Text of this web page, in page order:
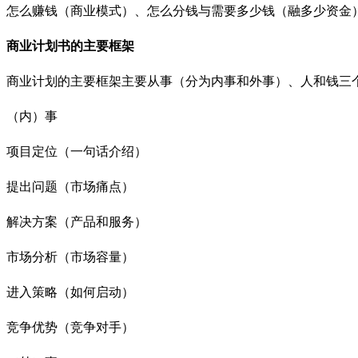
怎么赚钱（商业模式）、怎么分钱与需要多少钱（融多少资金）
商业计划书的主要框架
商业计划的主要框架主要从事（分为内事和外事）、人和钱三
（内）事
项目定位（一句话介绍）
提出问题（市场痛点）
解决方案（产品和服务）
市场分析（市场容量）
进入策略（如何启动）
竞争优势（竞争对手）